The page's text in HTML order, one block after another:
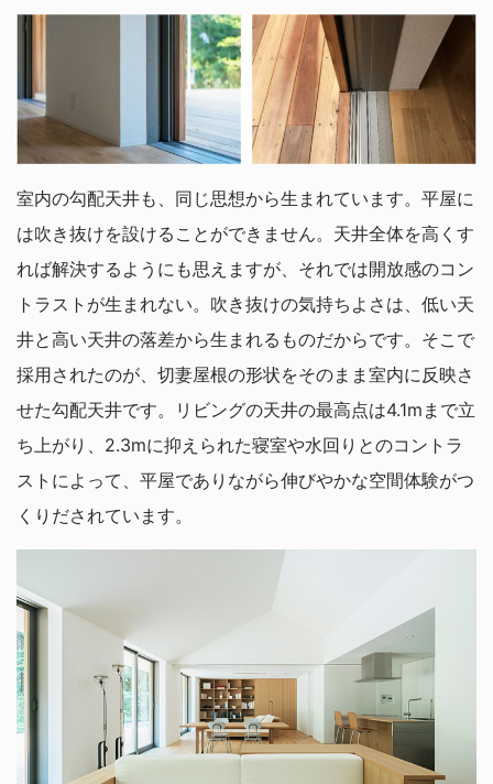
室内の勾配天井も、同じ思想から生まれています。平屋に
は吹き抜けを設けることができません。天井全体を高くす
れば解決するようにも思えますが、それでは開放感のコン
トラストが生まれない。吹き抜けの気持ちよさは、低い天
井と高い天井の落差から生まれるものだからです。そこで
採用されたのが、切妻屋根の形状をそのまま室内に反映さ
せた勾配天井です。リビングの天井の最高点は4.1mまで立
ち上がり、2.3mに抑えられた寝室や水回りとのコントラ
ストによって、平屋でありながら伸びやかな空間体験がつ
くりだされています。